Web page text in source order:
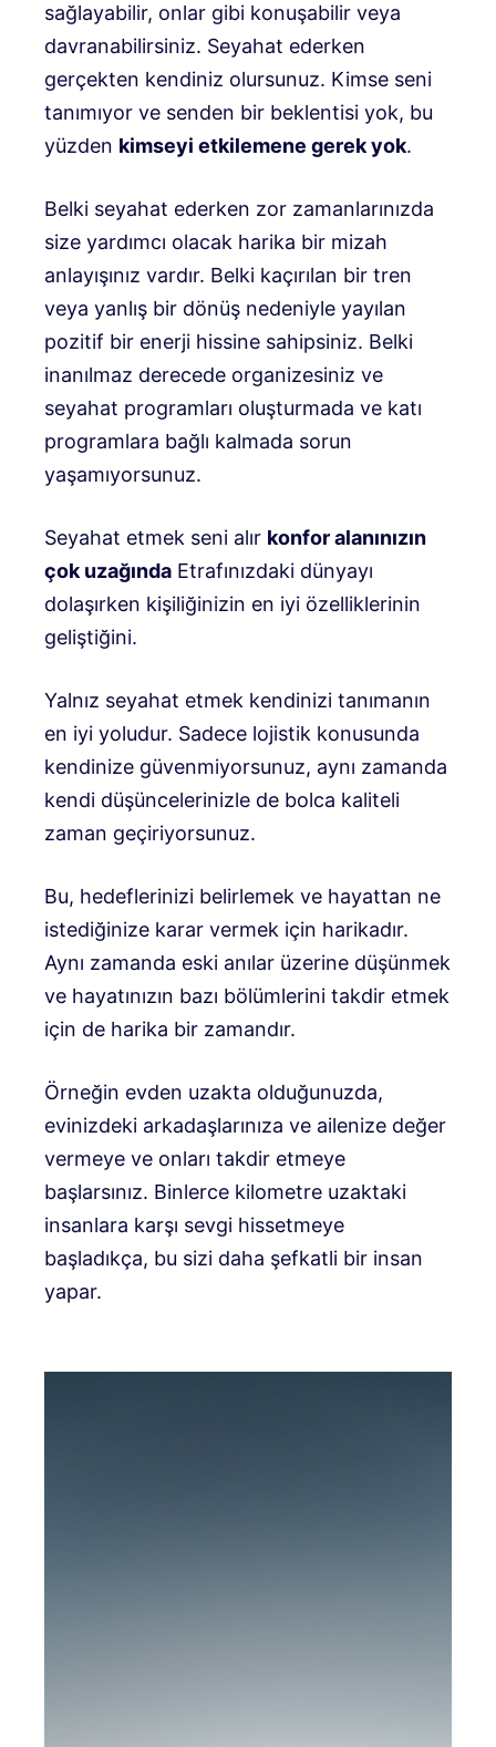
sağlayabilir, onlar gibi konuşabilir veya
davranabilirsiniz. Seyahat ederken
gerçekten kendiniz olursunuz. Kimse seni
tanımıyor ve senden bir beklentisi yok, bu
yüzden kimseyi etkilemene gerek yok.
Belki seyahat ederken zor zamanlarınızda
size yardımcı olacak harika bir mizah
anlayışınız vardır. Belki kaçırılan bir tren
veya yanlış bir dönüş nedeniyle yayılan
pozitif bir enerji hissine sahipsiniz. Belki
inanılmaz derecede organizesiniz ve
seyahat programları oluşturmada ve katı
programlara bağlı kalmada sorun
yaşamıyorsunuz.
Seyahat etmek seni alır konfor alanınızın
çok uzağında Etrafınızdaki dünyayı
dolaşırken kişiliğinizin en iyi özelliklerinin
geliştiğini.
Yalnız seyahat etmek kendinizi tanımanın
en iyi yoludur. Sadece lojistik konusunda
kendinize güvenmiyorsunuz, aynı zamanda
kendi düşüncelerinizle de bolca kaliteli
zaman geçiriyorsunuz.
Bu, hedeflerinizi belirlemek ve hayattan ne
istediğinize karar vermek için harikadır.
Aynı zamanda eski anılar üzerine düşünmek
ve hayatınızın bazı bölümlerini takdir etmek
için de harika bir zamandır.
Örneğin evden uzakta olduğunuzda,
evinizdeki arkadaşlarınıza ve ailenize değer
vermeye ve onları takdir etmeye
başlarsınız. Binlerce kilometre uzaktaki
insanlara karşı sevgi hissetmeye
başladıkça, bu sizi daha şefkatli bir insan
yapar.